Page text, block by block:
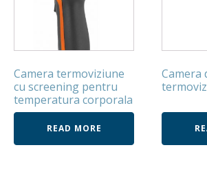
Camera termoviziune
cu screening pentru
temperatura corporala
READ MORE
Camera